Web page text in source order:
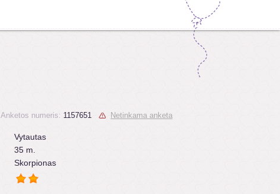
Anketos numeris: 1157651 Netinkama anketa
Vytautas
35 m.
Skorpionas